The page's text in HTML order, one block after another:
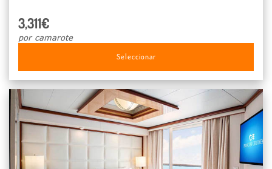
3,311€
por camarote
Seleccionar